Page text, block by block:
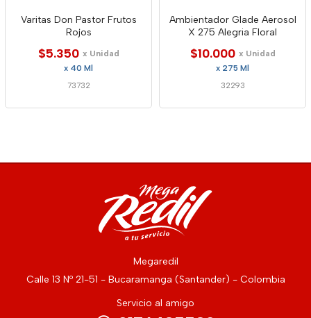
Varitas Don Pastor Frutos
Rojos
$5.350 x Unidad
x 40 Ml
73732
Ambientador Glade Aerosol
X 275 Alegria Floral
$10.000 x Unidad
x 275 Ml
32293
Megaredil
Calle 13 Nº 21-51 - Bucaramanga (Santander) - Colombia
Servicio al amigo